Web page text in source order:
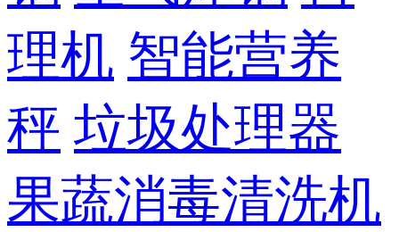
理机 智能营养
秤 垃圾处理器
果蔬消毒清洗机